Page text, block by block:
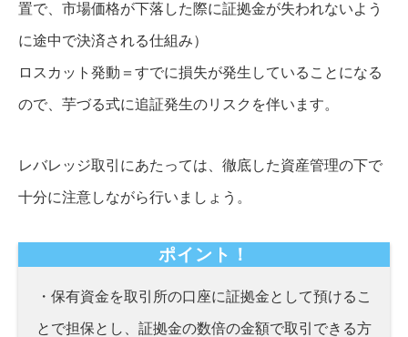
置で、市場価格が下落した際に証拠金が失われないよう
に途中で決済される仕組み）
ロスカット発動＝すでに損失が発生していることになる
ので、芋づる式に追証発生のリスクを伴います。
レバレッジ取引にあたっては、徹底した資産管理の下で
十分に注意しながら行いましょう。
ポイント！
・保有資金を取引所の口座に証拠金として預けるこ
とで担保とし、証拠金の数倍の金額で取引できる方